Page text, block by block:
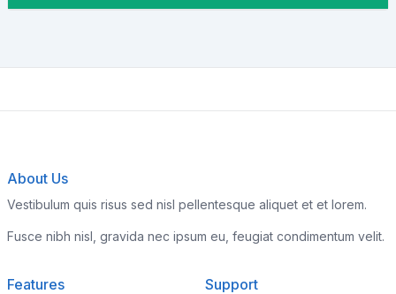
About Us
Vestibulum quis risus sed nisl pellentesque aliquet et et lorem.
Fusce nibh nisl, gravida nec ipsum eu, feugiat condimentum velit.
Features Support